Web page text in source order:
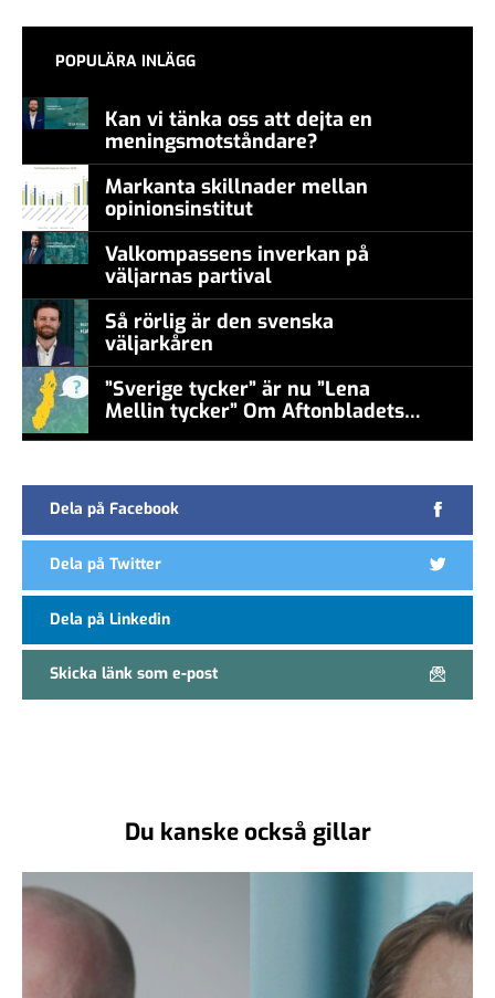
POPULÄRA INLÄGG
Kan vi tänka oss att dejta en
meningsmotståndare?
Markanta skillnader mellan
opinionsinstitut
Valkompassens inverkan på
väljarnas partival
Så rörlig är den svenska
väljarkåren
”Sverige tycker” är nu ”Lena
Mellin tycker” Om Aftonbladets
undersökningar
Dela på Facebook
Dela på Twitter
Dela på Linkedin
Skicka länk som e-post
Du kanske också gillar